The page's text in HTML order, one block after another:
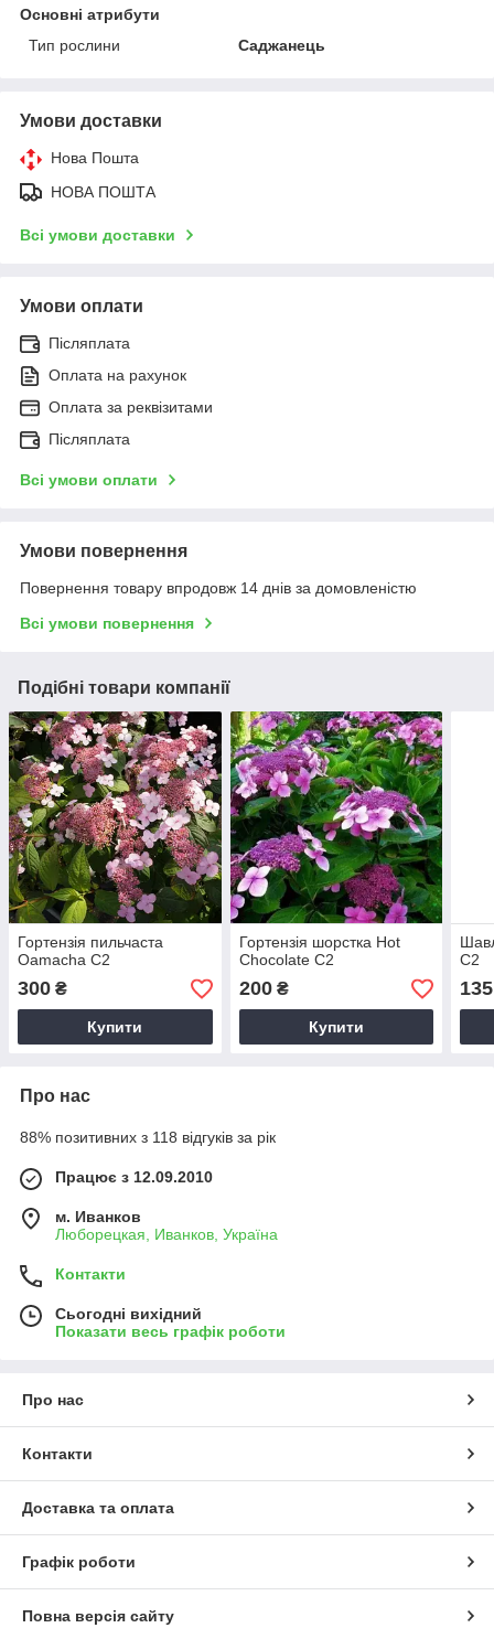
Основні атрибути
Тип рослини
Саджанець
Умови доставки
Нова Пошта
НОВА ПОШТА
Всі умови доставки
Умови оплати
Післяплата
Оплата на рахунок
Оплата за реквізитами
Післяплата
Всі умови оплати
Умови повернення
Повернення товару впродовж 14 днів за домовленістю
Всі умови повернення
Подібні товари компанії
Гортензія пильчаста
Oamacha C2
300 ₴
Купити
Гортензія шорстка Hot
Chocolate С2
200₴
Купити
С2
135
Про нас
88% позитивних з 118 відгуків за рік
Працює з 12.09.2010
м. Иванков
Люборецкая, Иванков, Україна
Контакти
Сьогодні вихідний
Показати весь графік роботи
Про нас
Контакти
Доставка та оплата
Графік роботи
Повна версія сайту